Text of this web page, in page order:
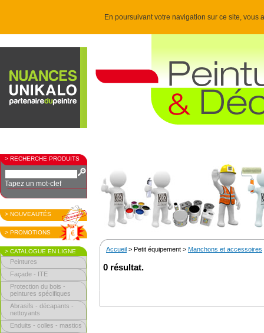
En poursuivant votre navigation sur ce site,
> RECHERCHE PRODUITS
Tapez un mot-clef
> NOUVEAUTÉS
> PROMOTIONS
> CATALOGUE EN LIGNE
Peintures
Façade - ITE
Protection du bois -
peintures spécifiques
Abrasifs - décapants -
nettoyants
Enduits - colles - mastics
Accueil > Petit équipement > Manchons et accessoires
0 résultat.